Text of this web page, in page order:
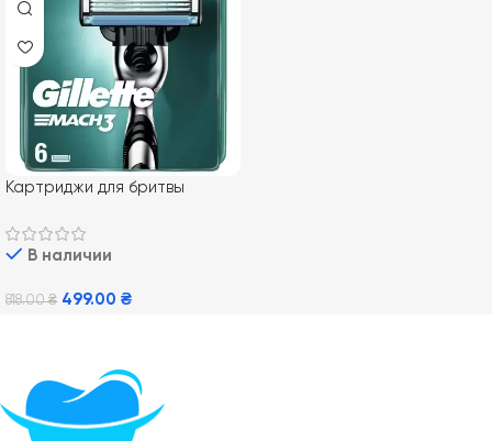
Картриджи для бритвы
В наличии
818.00₴ 499.00 ₴